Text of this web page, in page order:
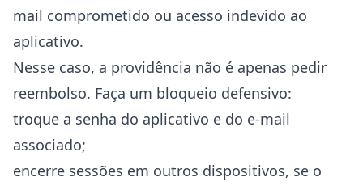
mail comprometido ou acesso indevido ao
aplicativo.
Nesse caso, a providência não é apenas pedir
reembolso. Faça um bloqueio defensivo:
troque a senha do aplicativo e do e-mail
associado;
encerre sessões em outros dispositivos, se o